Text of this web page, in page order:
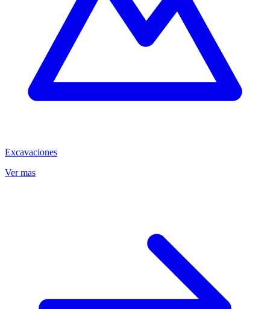
Excavaciones
Ver mas